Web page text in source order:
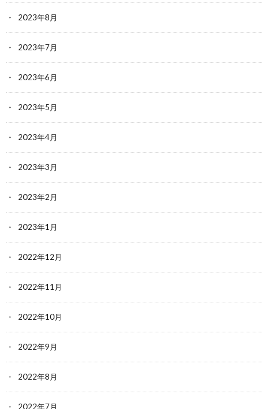
2023年8月
2023年7月
2023年6月
2023年5月
2023年4月
2023年3月
2023年2月
2023年1月
2022年12月
2022年11月
2022年10月
2022年9月
2022年8月
2022年7月